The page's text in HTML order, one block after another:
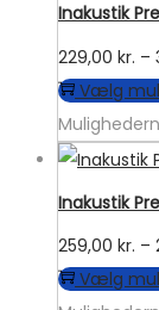
Inakustik
229,00 kr. –
Vælg
Inakustik
259,00 kr. –
Vælg